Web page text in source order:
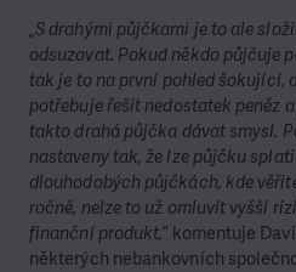
„S drahými půjčkami je to ale
odsuzovat. Pokud někdo půjčuje
tak je to na první pohled šokující,
potřebuje řešit nedostatek peněz
takto drahá půjčka dávat smysl.
nastaveny tak, že lze půjčku
dlouhodobých půjčkách, kde
ročně, nelze to už omluvit vyšší
finanční produkt,“ komentuje
některých nebankovních